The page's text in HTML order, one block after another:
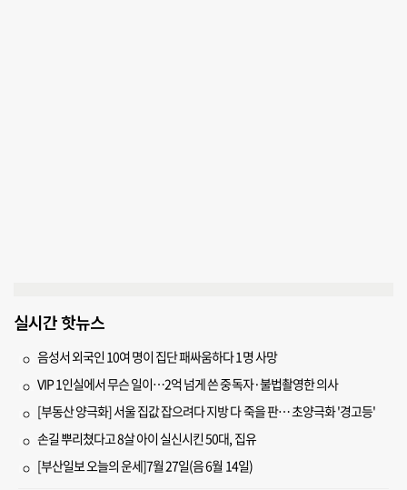
실시간 핫뉴스
음성서 외국인 10여 명이 집단 패싸움하다 1명 사망
VIP 1인실에서 무슨 일이…2억 넘게 쓴 중독자·불법촬영한 의사
[부동산 양극화] 서울 집값 잡으려다 지방 다 죽을 판… 초양극화 '경고등'
손길 뿌리쳤다고 8살 아이 실신시킨 50대, 집유
[부산일보 오늘의 운세]7월 27일(음 6월 14일)